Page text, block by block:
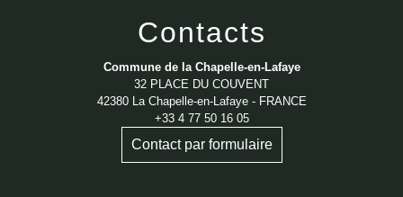
Contacts
Commune de la Chapelle-en-Lafaye
32 PLACE DU COUVENT
42380 La Chapelle-en-Lafaye - FRANCE
+33 4 77 50 16 05
Contact par formulaire